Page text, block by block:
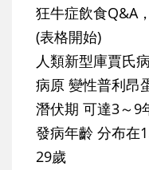
狂牛症飲食Q&A
(表格開始)
人類新型庫賈氏
病原 變性普利昂
潛伏期 可達3～9
發病年齡 分布在
29歲